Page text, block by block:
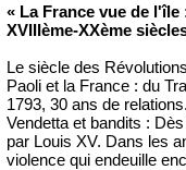
« La France vue de
XVIIIème-XXème
Le siècle des
Paoli et la France : du
1793, 30 ans de relations.
Vendetta et bandits :
par Louis XV. Dans les
violence qui endeuille